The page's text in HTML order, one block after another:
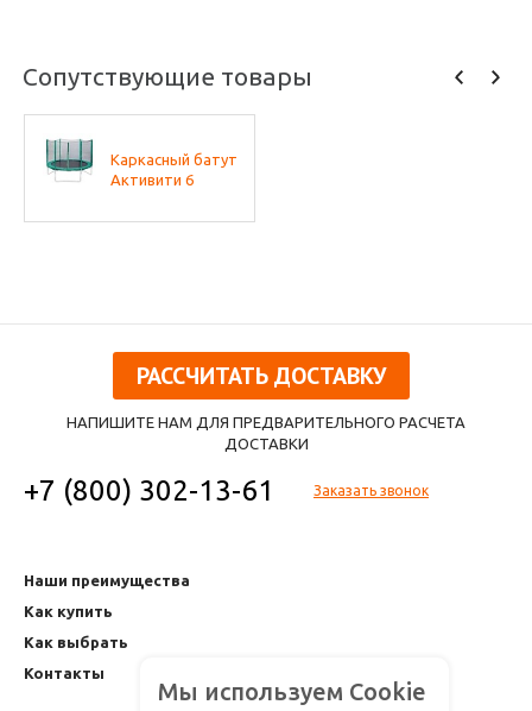
Сопутствующие товары
Каркасный батут
Активити 6
РАССЧИТАТЬ ДОСТАВКУ
НАПИШИТЕ НАМ ДЛЯ ПРЕДВАРИТЕЛЬНОГО РАСЧЕТА
ДОСТАВКИ
+7 (800) 302-13-61 Заказать звонок
Наши преимущества
Как купить
Как выбрать
Контакты
Мы используем Cookie